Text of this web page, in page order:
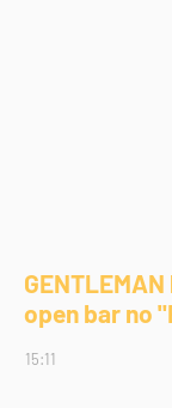
open bar no
15:11